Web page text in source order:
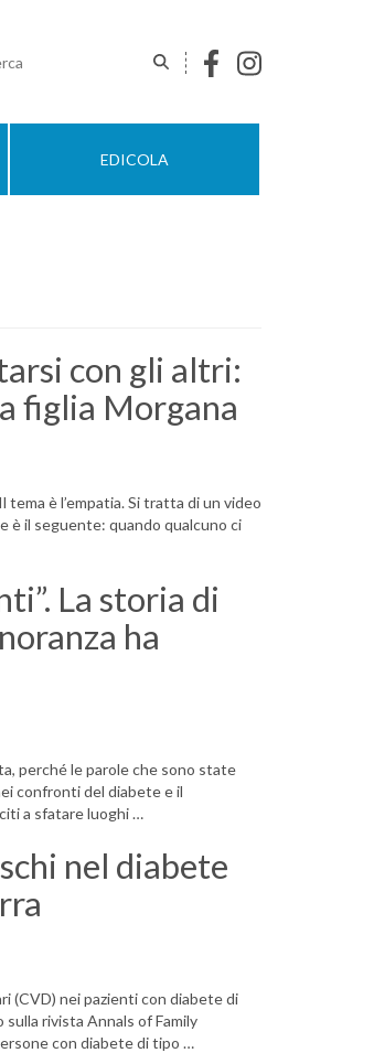
EDICOLA
con gli altri:
figlia Morgana
tema è l’empatia. Si tratta di un video
è il seguente: quando qualcuno ci
La storia di
ha
perché le parole che sono state
confronti del diabete e il
a sfatare luoghi …
nel diabete
(CVD) nei pazienti con diabete di
rivista Annals of Family
con diabete di tipo …